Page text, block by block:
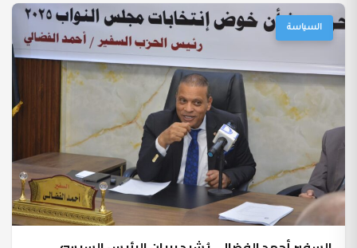
السياسة